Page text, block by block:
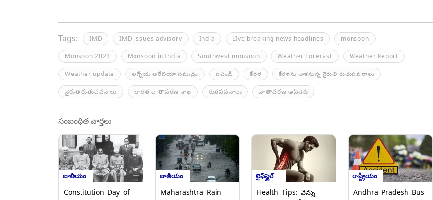
Tags: IMD IMD issues advisory India LIve breaking news headlines monsoon
Monsoon 2023 Monsoon in India Southwest monsoon Weather Forecast Weather Report
Weather update ఆగ్నేయ అరేబియా సముద్రం ఐఎండీ కేరళ కేరళను తాకనున్న నైరుతి రుతుపవనాలు
నైరుతి రుతుపవనాలు భారత వాతావరణ శాఖ రుతపవనాలు వాతావరణ అప్‌డేట్
సంబంధిత వార్తలు
జాతీయం
Constitution Day of
జాతీయం
Maharashtra Rain
లైఫ్‌స్టైల్
Health Tips: వెన్ను
రాష్ట్రీయం
Andhra Pradesh Bus